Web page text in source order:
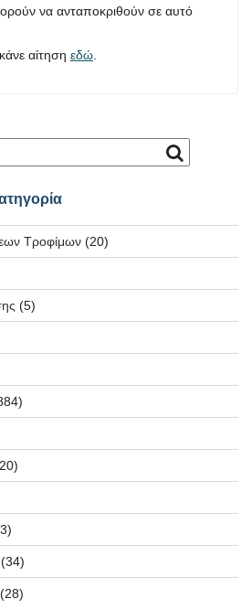
να ανταποκριθούν σε αυτό
αίτηση εδώ.
Τροφίμων (20)
(5)
(34)
(28)